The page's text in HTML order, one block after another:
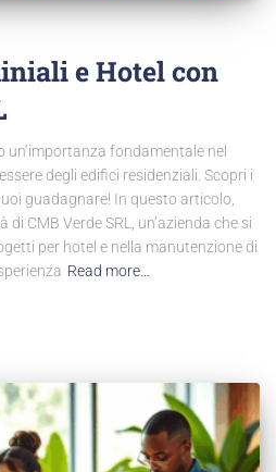
e Hotel con
fondamentale nel
degli edifici residenziali. Scopri i
guadagnare! In questo articolo,
CMB Verde SRL, un’azienda che si
per hotel e nella manutenzione di
Read more…